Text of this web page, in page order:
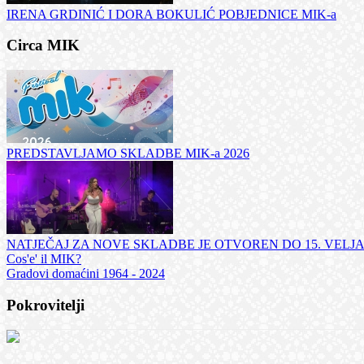
IRENA GRDINIĆ I DORA BOKULIĆ POBJEDNICE MIK-a
Circa MIK
PREDSTAVLJAMO SKLADBE MIK-a 2026
NATJEČAJ ZA NOVE SKLADBE JE OTVOREN DO 15.
Cos'e' il MIK?
Gradovi domaćini 1964 - 2024
Pokrovitelji